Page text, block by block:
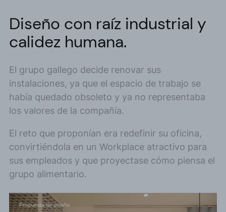
Diseño con raíz industrial y
calidez humana.
El grupo gallego decide renovar sus
instalaciones, ya que el espacio de trabajo se
había quedado obsoleto y ya no representaba
los valores de la compañía.
El reto que proponían era redefinir su oficina,
convirtiéndola en un Workplace atractivo para
sus empleados y que proyectase cómo piensa el
grupo alimentario.